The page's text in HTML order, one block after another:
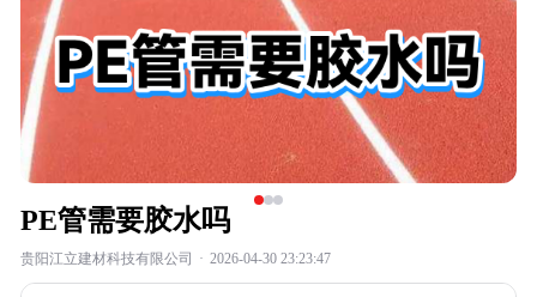
PE管需要胶水吗
贵阳江立建材科技有限公司 · 2026-04-30 23:23:47